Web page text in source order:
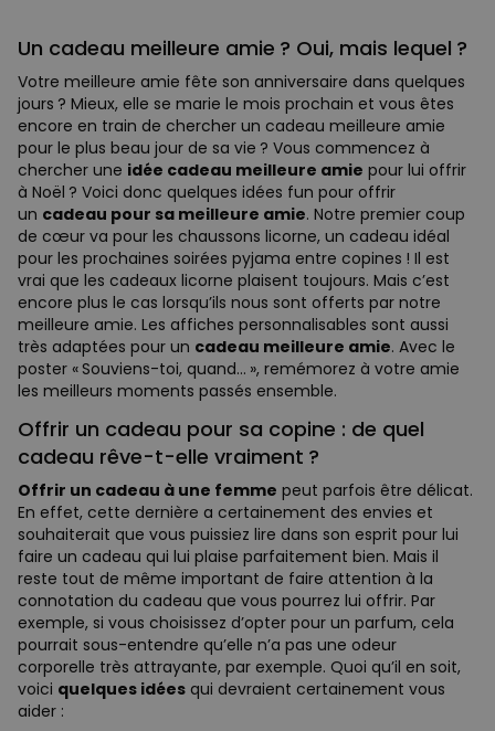
Un cadeau meilleure amie ? Oui, mais lequel ?
Votre meilleure amie fête son anniversaire dans quelques
jours ? Mieux, elle se marie le mois prochain et vous êtes
encore en train de chercher un cadeau meilleure amie
pour le plus beau jour de sa vie ? Vous commencez à
chercher une idée cadeau meilleure amie pour lui offrir
à Noël ? Voici donc quelques idées fun pour offrir
un cadeau pour sa meilleure amie. Notre premier coup
de cœur va pour les chaussons licorne, un cadeau idéal
pour les prochaines soirées pyjama entre copines ! Il est
vrai que les cadeaux licorne plaisent toujours. Mais c’est
encore plus le cas lorsqu’ils nous sont offerts par notre
meilleure amie. Les affiches personnalisables sont aussi
très adaptées pour un cadeau meilleure amie. Avec le
poster « Souviens-toi, quand… », remémorez à votre amie
les meilleurs moments passés ensemble.
Offrir un cadeau pour sa copine : de quel
cadeau rêve-t-elle vraiment ?
Offrir un cadeau à une femme peut parfois être délicat.
En effet, cette dernière a certainement des envies et
souhaiterait que vous puissiez lire dans son esprit pour lui
faire un cadeau qui lui plaise parfaitement bien. Mais il
reste tout de même important de faire attention à la
connotation du cadeau que vous pourrez lui offrir. Par
exemple, si vous choisissez d’opter pour un parfum, cela
pourrait sous-entendre qu’elle n’a pas une odeur
corporelle très attrayante, par exemple. Quoi qu’il en soit,
voici quelques idées qui devraient certainement vous
aider :